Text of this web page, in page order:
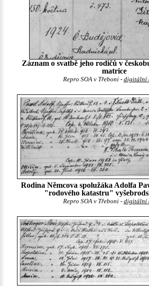
Záznam o svatbě jeho rodičů v
matrice
Repro SOA v Třeboni - digitální
Rodina Němcova spolužáka Adolfa
"rodového katastru"
Repro SOA v Třeboni - digitální